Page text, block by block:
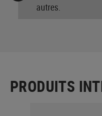
autres.
PRODUITS